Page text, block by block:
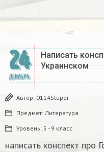
24
ДЕКАБРЬ
Написать
Украинском​
Автор: 0114Stupor
Предмет: Литература
Уровень: 5 - 9 класс
написать конспект про